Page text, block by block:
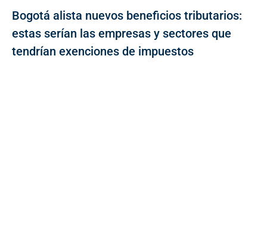
Bogotá alista nuevos beneficios tributarios:
estas serían las empresas y sectores que
tendrían exenciones de impuestos